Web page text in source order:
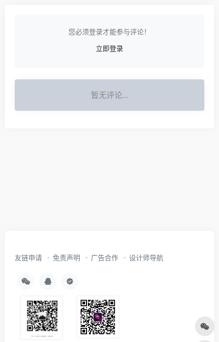
您必须登录才能参与评论！
立即登录
暂无评论...
友链申请 免责声明 广告合作 设计师导航